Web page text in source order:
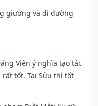
giường và đi đường
Viên ý nghĩa tạo tác
rất tốt. Tại Sửu thì tốt